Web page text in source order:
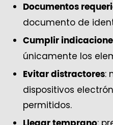
Documentos
documento de
Cumplir
únicamente los
Evitar distractores:
dispositivos
permitidos.